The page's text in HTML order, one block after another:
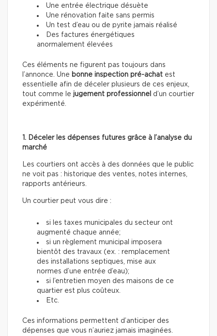
Une entrée électrique désuète
Une rénovation faite sans permis
Un test d’eau ou de pyrite jamais réalisé
Des factures énergétiques
anormalement élevées
Ces éléments ne figurent pas toujours dans
l’annonce. Une bonne inspection pré-achat est
essentielle afin de déceler plusieurs de ces enjeux,
tout comme le jugement professionnel d’un courtier
expérimenté.
1. Déceler les dépenses futures grâce à l’analyse du
marché
Les courtiers ont accès à des données que le public
ne voit pas : historique des ventes, notes internes,
rapports antérieurs.
Un courtier peut vous dire :
si les taxes municipales du secteur ont
augmenté chaque année;
si un règlement municipal imposera
bientôt des travaux (ex. : remplacement
des installations septiques, mise aux
normes d’une entrée d’eau);
si l’entretien moyen des maisons de ce
quartier est plus coûteux.
Etc.
Ces informations permettent d’anticiper des
dépenses que vous n’auriez jamais imaginées.